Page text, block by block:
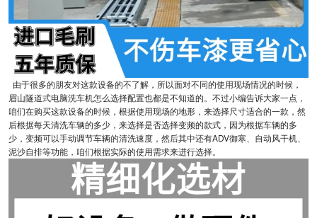
由于很多的朋友对这款设备的不了解，所以面对不同的使用现场情况的时候，
眉山隧道式电脑洗车机怎么选择配置也都是不知道的。不过小编告诉大家一点，
咱们在购买这款设备的时候，根据使用现场的地形，来选择尺寸适合的一款，然
后根据每天清洗车辆的多少，来选择是否选择变频的款式，因为根据车辆的多
少，变频可以手动调节车辆的清洗速度，然后其中还有ADV御寒、自动风干机、
泥沙自排等功能，咱们根据实际的使用需求来进行选择。